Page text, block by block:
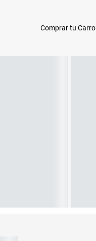
Comprar tu Carro